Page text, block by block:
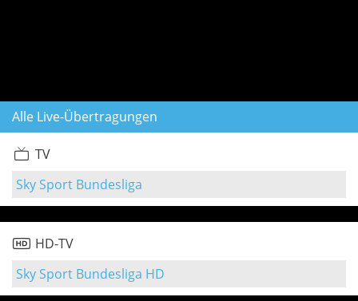
Alle Live-Übertragungen
TV
Sky Sport Bundesliga
HD-TV
Sky Sport Bundesliga HD